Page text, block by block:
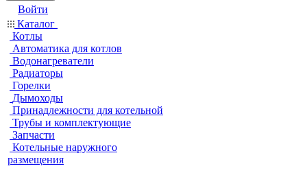
Войти
Каталог
Котлы
Автоматика для котлов
Водонагреватели
Радиаторы
Горелки
Дымоходы
Принадлежности для котельной
Трубы и комплектующие
Запчасти
Котельные наружного
размещения